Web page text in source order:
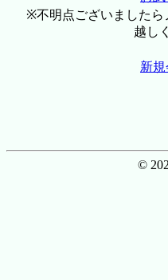
※不明点ございましたら
越し
新
©